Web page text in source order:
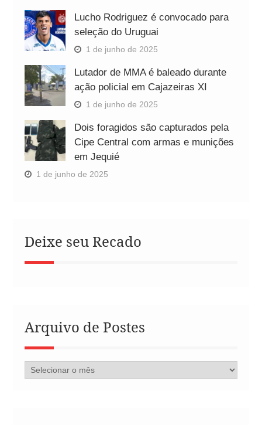
Lucho Rodriguez é convocado para
seleção do Uruguai
1 de junho de 2025
Lutador de MMA é baleado durante
ação policial em Cajazeiras XI
1 de junho de 2025
Dois foragidos são capturados pela
Cipe Central com armas e munições
em Jequié
1 de junho de 2025
Deixe seu Recado
Arquivo de Postes
Arquivo
de